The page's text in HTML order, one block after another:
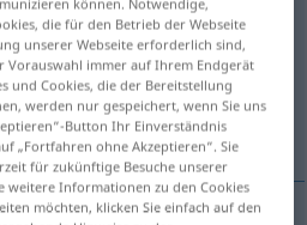
anklicken/antippen)
die für den Betrieb der Webseite
unserer Webseite erforderlich sind,
Vorauswahl immer auf Ihrem Endgerät
und Cookies, die der Bereitstellung
werden nur gespeichert, wenn Sie uns
Button Ihr Einverständnis
„Fortfahren ohne Akzeptieren“. Sie
für zukünftige Besuche unserer
weitere Informationen zu den Cookies
möchten, klicken Sie einfach auf den